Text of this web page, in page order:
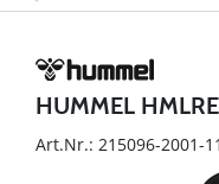
HUMMEL
Art.Nr.: 215096-2001-